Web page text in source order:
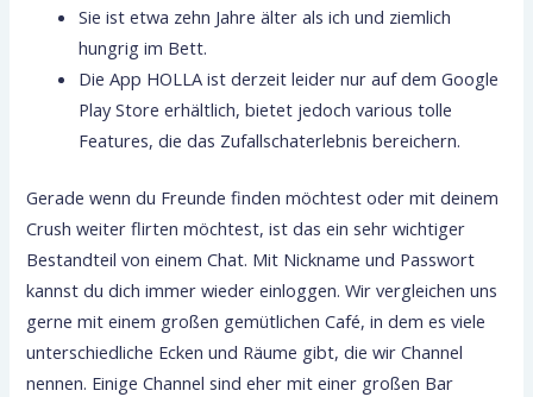
Sie ist etwa zehn Jahre älter als ich und ziemlich
hungrig im Bett.
Die App HOLLA ist derzeit leider nur auf dem Google
Play Store erhältlich, bietet jedoch various tolle
Features, die das Zufallschaterlebnis bereichern.
Gerade wenn du Freunde finden möchtest oder mit deinem
Crush weiter flirten möchtest, ist das ein sehr wichtiger
Bestandteil von einem Chat. Mit Nickname und Passwort
kannst du dich immer wieder einloggen. Wir vergleichen uns
gerne mit einem großen gemütlichen Café, in dem es viele
unterschiedliche Ecken und Räume gibt, die wir Channel
nennen. Einige Channel sind eher mit einer großen Bar